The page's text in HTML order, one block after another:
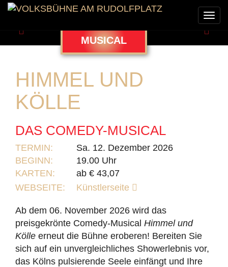
Zurück MUSICAL
HIMMEL UND
KÖLLE
DAS COMEDY-MUSICAL
TERMIN:
Sa. 12. Dezember 2026
BEGINN:
19.00 Uhr
KARTEN:
ab € 43,07
WEBSEITE:
Künstlerseite
Ab dem 06. November 2026 wird das
preisgekrönte Comedy-Musical Himmel und
Kölle erneut die Bühne eroberen! Bereiten Sie
sich auf ein unvergleichliches Showerlebnis vor,
das Kölns pulsierende Seele einfängt und Ihre